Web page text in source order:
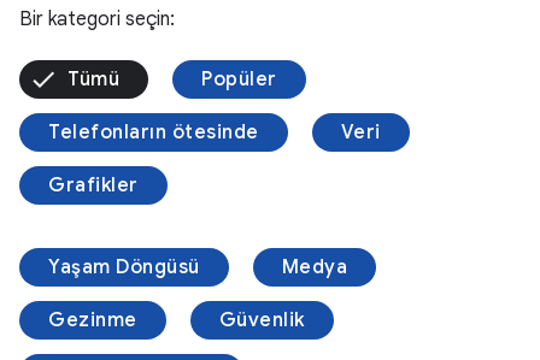
Bir kategori seçin:
Tümü Popüler
Telefonların ötesinde Veri
Grafikler
Yaşam Döngüsü Medya
Gezinme Güvenlik